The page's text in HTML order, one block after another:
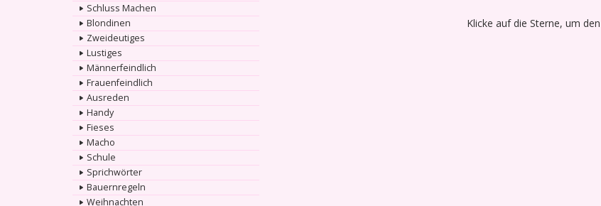
Schluss Machen
Blondinen
Zweideutiges
Lustiges
Männerfeindlich
Frauenfeindlich
Ausreden
Handy
Fieses
Macho
Schule
Sprichwörter
Bauernregeln
Weihnachten
Klicke auf die Sterne, um